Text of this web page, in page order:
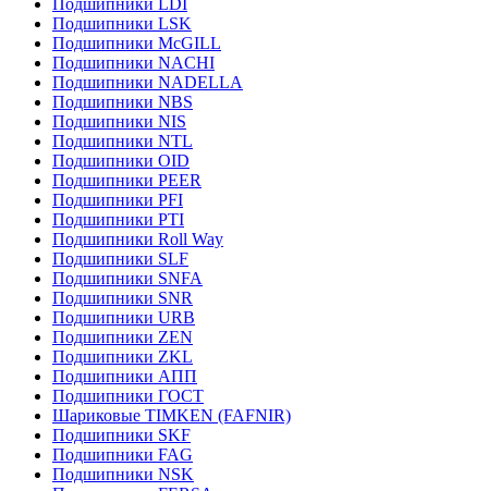
Подшипники LDI
Подшипники LSK
Подшипники McGILL
Подшипники NACHI
Подшипники NADELLA
Подшипники NBS
Подшипники NIS
Подшипники NTL
Подшипники OID
Подшипники PEER
Подшипники PFI
Подшипники PTI
Подшипники Roll Way
Подшипники SLF
Подшипники SNFA
Подшипники SNR
Подшипники URB
Подшипники ZEN
Подшипники ZKL
Подшипники АПП
Подшипники ГОСТ
Шариковые ТІMKEN (FAFNIR)
Подшипники SKF
Подшипники FAG
Подшипники NSK